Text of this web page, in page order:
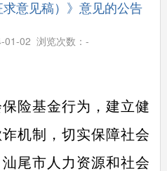
意见稿）》意见的公告
01-02 浏览次数：-
基金行为，建立健
机制，切实保障社会
尾市人力资源和社会